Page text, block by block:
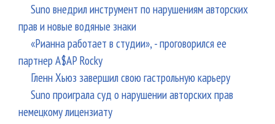
Suno внедрил инструмент по нарушениям авторских
прав и новые водяные знаки
«Рианна работает в студии», - проговорился ее
партнер A$AP Rocky
Гленн Хьюз завершил свою гастрольную карьеру
Suno проиграла суд о нарушении авторских прав
немецкому лицензиату